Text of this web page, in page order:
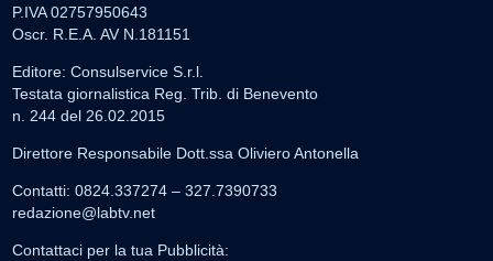
P.IVA 02757950643
Oscr. R.E.A. AV N.181151
Editore: Consulservice S.r.l.
Testata giornalistica Reg. Trib. di Benevento
n. 244 del 26.02.2015
Direttore Responsabile Dott.ssa Oliviero Antonella
Contatti: 0824.337274 – 327.7390733
redazione@labtv.net
Contattaci per la tua Pubblicità: